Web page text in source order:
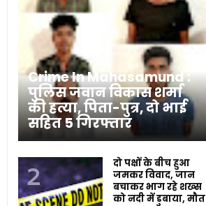
Crime In Mahasamund :
पुलिस जवान विकास शर्मा
की हत्या, पिता-पुत्र, दो भाई
सहित 5 गिरफ्तार
दो पक्षों के बीच हुआ
जमकर विवाद, जान
बचाकर भाग रहे शख्स
को नदी में डुबाया, मौत